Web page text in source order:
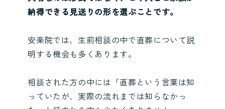
納得できる見送りの形を選ぶことです。
安楽院では、生前相談の中で直葬について説
明する機会も多くあります。
相談された方の中には「直葬という言葉は知
っていたが、実際の流れまでは知らなかっ